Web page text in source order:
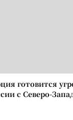
готовится
с Северо-